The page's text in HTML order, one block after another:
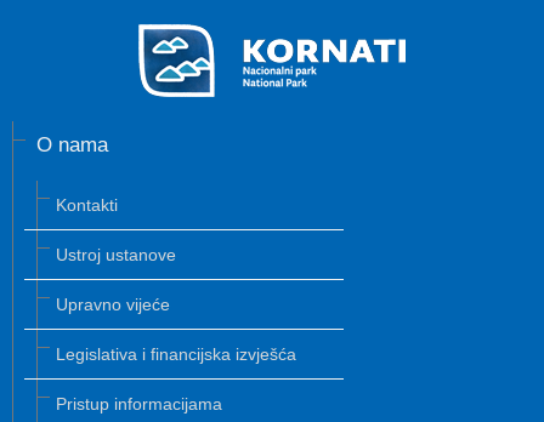
O nama
Kontakti
Ustroj ustanove
Upravno vijeće
Legislativa i financijska izvješća
Pristup informacijama